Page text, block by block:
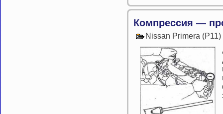
Компрессия —
Nissan Primera